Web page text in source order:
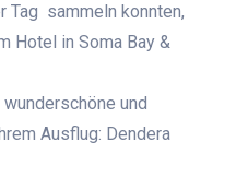
Tag sammeln konnten,
Hotel in Soma Bay &
und
Ausflug: Dendera